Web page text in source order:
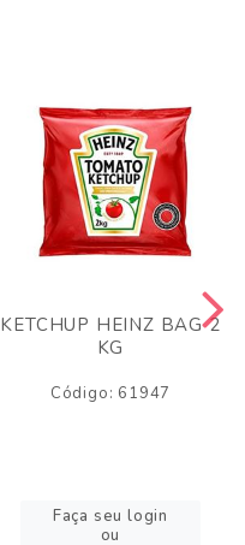
KETCHUP HEINZ BAG 2
KG
Código: 61947
Faça seu login
ou